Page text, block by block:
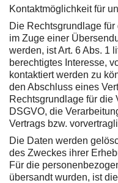
Kontaktmöglichkeit für
Die Rechtsgrundlage
im Zuge einer
werden, ist Art. 6 Abs. 1
berechtigtes Interesse,
kontaktiert werden zu
den Abschluss eines
Rechtsgrundlage für die
DSGVO, die
Vertrags bzw.
Die Daten werden
des Zweckes ihrer
Für die
übersandt wurden, ist